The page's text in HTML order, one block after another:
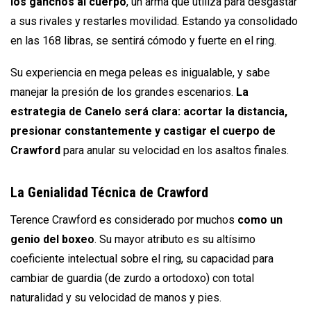
a sus rivales y restarles movilidad. Estando ya consolidado
en las 168 libras, se sentirá cómodo y fuerte en el ring.
Su experiencia en mega peleas es inigualable, y sabe
manejar la presión de los grandes escenarios. La
estrategia de Canelo será clara: acortar la distancia,
presionar constantemente y castigar el cuerpo de
Crawford para anular su velocidad en los asaltos finales.
La Genialidad Técnica de Crawford
Terence Crawford es considerado por muchos como un
genio del boxeo. Su mayor atributo es su altísimo
coeficiente intelectual sobre el ring, su capacidad para
cambiar de guardia (de zurdo a ortodoxo) con total
naturalidad y su velocidad de manos y pies.